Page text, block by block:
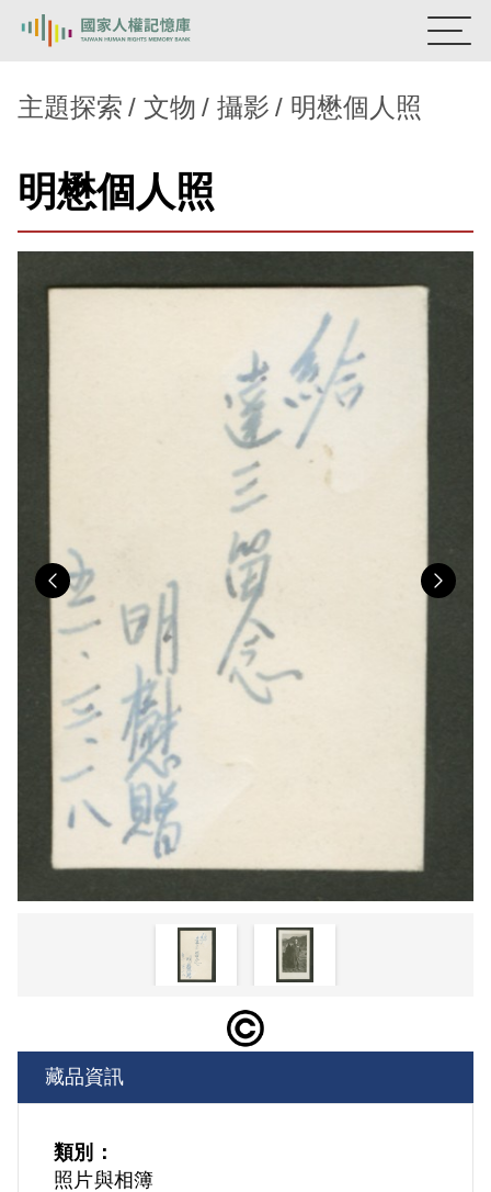
新生訓導處
蛋殼畫
主題探索
背景知識
主題探索 文物 攝影 明懋個人照
明懋個人照
藏品資訊
類別：
照片與相簿